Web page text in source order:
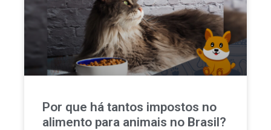
Por que há tantos impostos no
alimento para animais no Brasil?